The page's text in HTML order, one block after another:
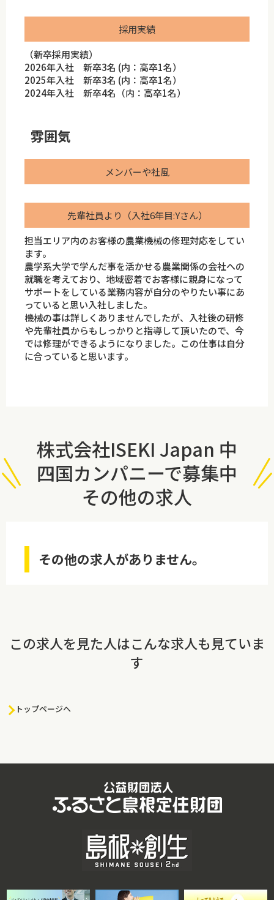
採用実績
（新卒採用実績）
2026年入社 新卒3名 (内：高卒1名）
2025年入社 新卒3名 (内：高卒1名）
2024年入社 新卒4名（内：高卒1名）
雰囲気
メンバーや社風
先輩社員より（入社6年目:Yさん）
担当エリア内のお客様の農業機械の修理対応をしてい
ます。
農学系大学で学んだ事を活かせる農業関係の会社への
就職を考えており、地域密着でお客様に親身になって
サポートをしている業務内容が自分のやりたい事にあ
っていると思い入社しました。
機械の事は詳しくありませんでしたが、入社後の研修
や先輩社員からもしっかりと指導して頂いたので、今
では修理ができるようになりました。この仕事は自分
に合っていると思います。
株式会社ISEKI Japan 中
四国カンパニーで募集中
その他の求人
その他の求人がありません。
この求人を見た人はこんな求人も見ていま
す
トップページへ